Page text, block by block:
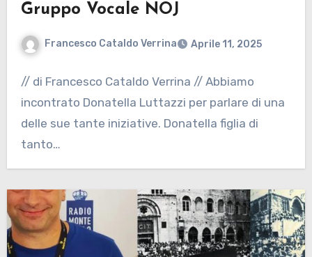
Gruppo Vocale NOJ
Francesco Cataldo Verrina Aprile 11, 2025
// di Francesco Cataldo Verrina // Abbiamo
incontrato Donatella Luttazzi per parlare di una
delle sue tante iniziative. Donatella figlia di
tanto…